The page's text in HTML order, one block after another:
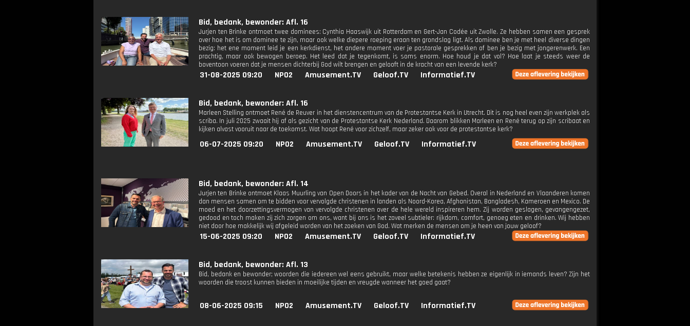
Bid, bedank, bewonder: Afl. 16
Jurjen ten Brinke ontmoet twee dominees: Cynthia Haaswijk uit Rotterdam en Gert-Jan Codée uit Zwolle. Ze hebben samen een gesprek
over hoe het is om dominee te zijn, maar ook welke diepere roeping eraan ten grondslag ligt. Als dominee ben je met heel diverse dingen
bezig: het ene moment leid je een kerkdienst, het andere moment voer je pastorale gesprekken of ben je bezig met jongerenwerk. Een
prachtig, maar ook bewogen beroep. Het leed dat je tegenkomt, is soms enorm. Hoe houd je dat vol? Hoe laat je steeds weer de
boventoon voeren dat je mensen dichterbij God wilt brengen en gelooft in de kracht van een levende kerk?
31-08-2025 09:20 NPO2 Amusement.TV Geloof.TV Informatief.TV
Bid, bedank, bewonder: Afl. 16
Marleen Stelling ontmoet René de Reuver in het dienstencentrum van de Protestantse Kerk in Utrecht. Dit is nog heel even zijn werkplek als
scriba. In juli 2025 zwaait hij af als gezicht van de Protestantse Kerk Nederland. Daarom blikken Marleen en René terug op zijn scribaat en
kijken alvast vooruit naar de toekomst. Wat hoopt René voor zichzelf, maar zeker ook voor de protestantse kerk?
06-07-2025 09:20 NPO2 Amusement.TV Geloof.TV Informatief.TV
Bid, bedank, bewonder: Afl. 14
Jurjen ten Brinke ontmoet Klaas Muurling van Open Doors in het kader van de Nacht van Gebed. Overal in Nederland en Vlaanderen komen
dan mensen samen om te bidden voor vervolgde christenen in landen als Noord-Korea, Afghanistan, Bangladesh, Kameroen en Mexico. De
moed en het doorzettingsvermogen van vervolgde christenen over de hele wereld inspireren hem. Zij worden geslagen, gevangengezet,
gedood en toch maken zij zich zorgen om ons, want bij ons is het zoveel subtieler: rijkdom, comfort, genoeg eten en drinken. Wij hebben
niet door hoe makkelijk wij afgeleid worden van het zoeken van God. Wat merken de mensen om je heen van jouw geloof?
15-06-2025 09:20 NPO2 Amusement.TV Geloof.TV Informatief.TV
Bid, bedank, bewonder: Afl. 13
Bid, bedank en bewonder; woorden die iedereen wel eens gebruikt, maar welke betekenis hebben ze eigenlijk in iemands leven? Zijn het
woorden die troost kunnen bieden in moeilijke tijden en vreugde wanneer het goed gaat?
08-06-2025 09:15 NPO2 Amusement.TV Geloof.TV Informatief.TV